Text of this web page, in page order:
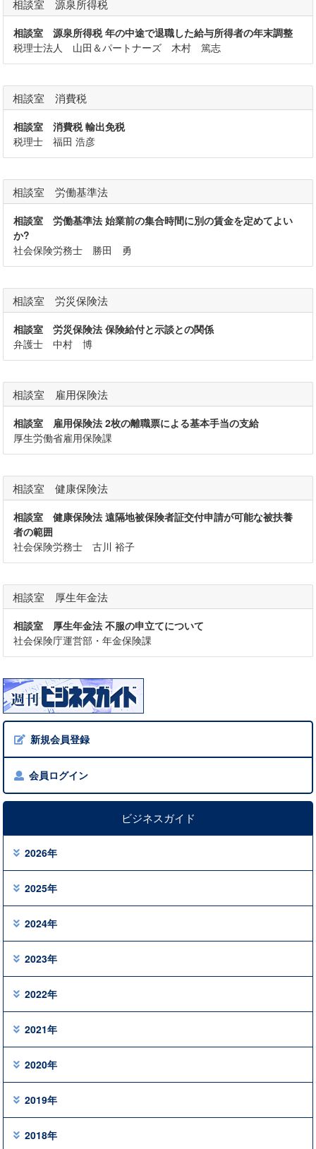
相談室 源泉所得税
相談室 源泉所得税 年の中途で退職した給与所得者の年末調整
税理士法人 山田＆パートナーズ 木村 篤志
相談室 消費税
相談室 消費税 輸出免税
税理士 福田 浩彦
相談室 労働基準法
相談室 労働基準法 始業前の集合時間に別の賃金を定めてよい
か?
社会保険労務士 勝田 勇
相談室 労災保険法
相談室 労災保険法 保険給付と示談との関係
弁護士 中村 博
相談室 雇用保険法
相談室 雇用保険法 2枚の離職票による基本手当の支給
厚生労働省雇用保険課
相談室 健康保険法
相談室 健康保険法 遠隔地被保険者証交付申請が可能な被扶養
者の範囲
社会保険労務士 古川 裕子
相談室 厚生年金法
相談室 厚生年金法 不服の申立てについて
社会保険庁運営部・年金保険課
新規会員登録
会員ログイン
ビジネスガイド
2026年
2025年
2024年
2023年
2022年
2021年
2020年
2019年
2018年